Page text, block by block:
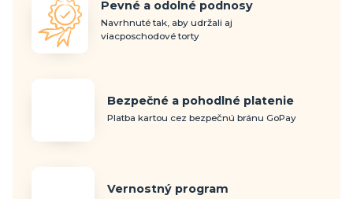
Pevné a odolné podnosy
Navrhnuté tak, aby udržali aj
viacposchodové torty
Bezpečné a pohodlné platenie
Platba kartou cez bezpečnú bránu GoPay
Vernostný program